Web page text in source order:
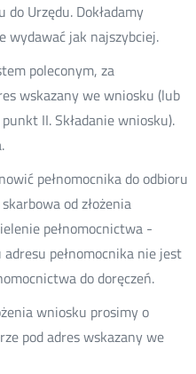
Urzędu. Dokładamy
wydawać jak najszybciej.
poleconym, za
wskazany we wniosku (lub
II. Składanie wniosku).
pełnomocnika do odbioru
od złożenia
pełnomocnictwa -
pełnomocnika nie jest
do doręczeń.
wniosku prosimy o
pod adres wskazany we